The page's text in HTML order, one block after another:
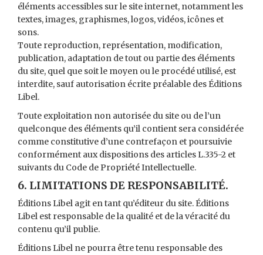
éléments accessibles sur le site internet, notamment les
textes, images, graphismes, logos, vidéos, icônes et
sons.
Toute reproduction, représentation, modification,
publication, adaptation de tout ou partie des éléments
du site, quel que soit le moyen ou le procédé utilisé, est
interdite, sauf autorisation écrite préalable des Éditions
Libel.
Toute exploitation non autorisée du site ou de l’un
quelconque des éléments qu’il contient sera considérée
comme constitutive d’une contrefaçon et poursuivie
conformément aux dispositions des articles L.335-2 et
suivants du Code de Propriété Intellectuelle.
6. LIMITATIONS DE RESPONSABILITÉ.
Éditions Libel agit en tant qu’éditeur du site. Éditions
Libel est responsable de la qualité et de la véracité du
contenu qu’il publie.
Éditions Libel ne pourra être tenu responsable des